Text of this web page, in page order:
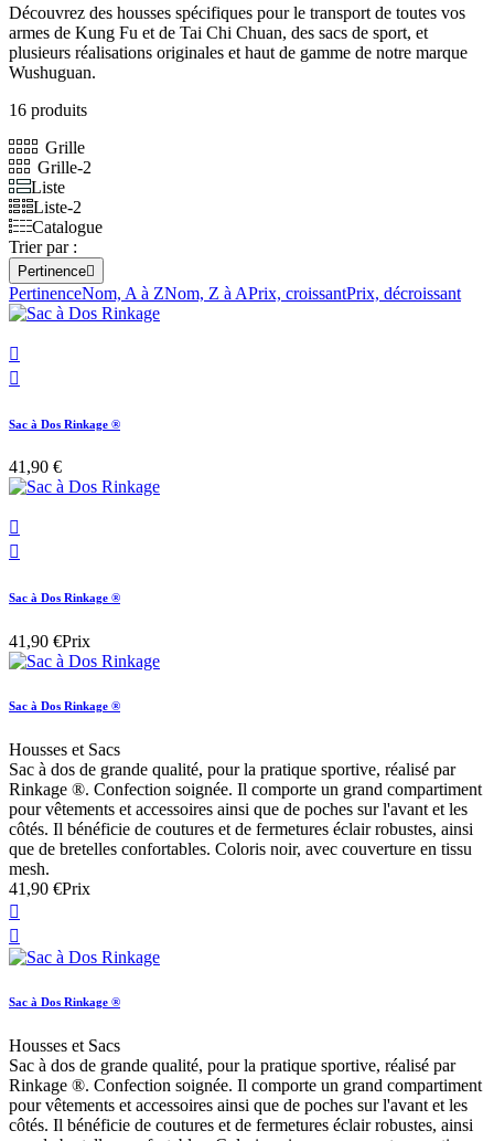
Découvrez des housses spécifiques pour le transport de toutes vos
armes de Kung Fu et de Tai Chi Chuan, des sacs de sport, et
plusieurs réalisations originales et haut de gamme de notre marque
Wushuguan.
16 produits
Grille
Grille-2
Liste
Liste-2
Catalogue
Trier par :
Pertinence
PertinenceNom, A à ZNom, Z à APrix, croissantPrix, décroissant


Sac à Dos Rinkage ®
41,90 €


Sac à Dos Rinkage ®
41,90 €Prix
Sac à Dos Rinkage ®
Housses et Sacs
Sac à dos de grande qualité, pour la pratique sportive, réalisé par
Rinkage ®. Confection soignée. Il comporte un grand compartiment
pour vêtements et accessoires ainsi que de poches sur l'avant et les
côtés. Il bénéficie de coutures et de fermetures éclair robustes, ainsi
que de bretelles confortables. Coloris noir, avec couverture en tissu
mesh.
41,90 €Prix


Sac à Dos Rinkage ®
Housses et Sacs
Sac à dos de grande qualité, pour la pratique sportive, réalisé par
Rinkage ®. Confection soignée. Il comporte un grand compartiment
pour vêtements et accessoires ainsi que de poches sur l'avant et les
côtés. Il bénéficie de coutures et de fermetures éclair robustes, ainsi